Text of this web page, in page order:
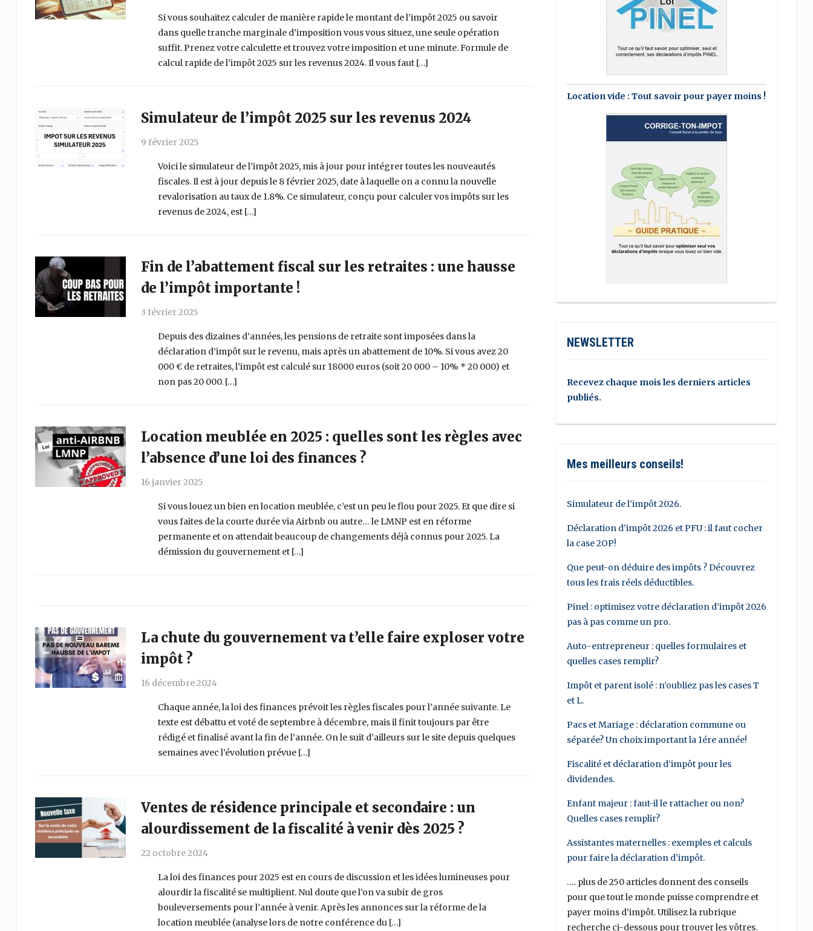
Si vous souhaitez calculer de manière rapide le montant de l’impôt 2025 ou savoir
dans quelle tranche marginale d’imposition vous vous situez, une seule opération
suffit. Prenez votre calculette et trouvez votre imposition et une minute. Formule de
calcul rapide de l’impôt 2025 sur les revenus 2024. Il vous faut […]
Simulateur de l’impôt 2025 sur les revenus 2024
9 février 2025
Voici le simulateur de l’impôt 2025, mis à jour pour intégrer toutes les nouveautés
fiscales. Il est à jour depuis le 8 février 2025, date à laquelle on a connu la nouvelle
revalorisation au taux de 1.8%. Ce simulateur, conçu pour calculer vos impôts sur les
revenus de 2024, est […]
Fin de l’abattement fiscal sur les retraites : une hausse
de l’impôt importante !
3 février 2025
Depuis des dizaines d’années, les pensions de retraite sont imposées dans la
déclaration d’impôt sur le revenu, mais après un abattement de 10%. Si vous avez 20
000 € de retraites, l’impôt est calculé sur 18000 euros (soit 20 000 – 10% * 20 000) et
non pas 20 000. […]
Location meublée en 2025 : quelles sont les règles avec
l’absence d’une loi des finances ?
16 janvier 2025
Si vous louez un bien en location meublée, c’est un peu le flou pour 2025. Et que dire si
vous faites de la courte durée via Airbnb ou autre… le LMNP est en réforme
permanente et on attendait beaucoup de changements déjà connus pour 2025. La
démission du gouvernement et […]
La chute du gouvernement va t’elle faire exploser votre
impôt ?
16 décembre 2024
Chaque année, la loi des finances prévoit les règles fiscales pour l’année suivante. Le
texte est débattu et voté de septembre à décembre, mais il finit toujours par être
rédigé et finalisé avant la fin de l’année. On le suit d’ailleurs sur le site depuis quelques
semaines avec l’évolution prévue […]
Ventes de résidence principale et secondaire : un
alourdissement de la fiscalité à venir dès 2025 ?
22 octobre 2024
La loi des finances pour 2025 est en cours de discussion et les idées lumineuses pour
alourdir la fiscalité se multiplient. Nul doute que l’on va subir de gros
bouleversements pour l’année à venir. Après les annonces sur la réforme de la
location meublée (analyse lors de notre conférence du […]
Location vide : Tout savoir pour payer moins !
NEWSLETTER
Recevez chaque mois les derniers articles
publiés.
Mes meilleurs conseils!
Simulateur de l’impôt 2026.
Déclaration d’impôt 2026 et PFU : il faut cocher
la case 2OP!
Que peut-on déduire des impôts ? Découvrez
tous les frais réels déductibles.
Pinel : optimisez votre déclaration d’impôt 2026
pas à pas comme un pro.
Auto-entrepreneur : quelles formulaires et
quelles cases remplir?
Impôt et parent isolé : n’oubliez pas les cases T
et L.
Pacs et Mariage : déclaration commune ou
séparée? Un choix important la 1ére année!
Fiscalité et déclaration d’impôt pour les
dividendes.
Enfant majeur : faut-il le rattacher ou non?
Quelles cases remplir?
Assistantes maternelles : exemples et calculs
pour faire la déclaration d’impôt.
…. plus de 250 articles donnent des conseils
pour que tout le monde puisse comprendre et
payer moins d’impôt. Utilisez la rubrique
recherche ci-dessous pour trouver les vôtres.